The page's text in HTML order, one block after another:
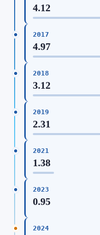
4.12
2017
4.97
2018
3.12
2019
2.31
2021
1.38
2023
0.95
2024